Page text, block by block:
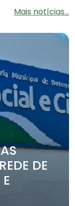
Mais notícias...
DE